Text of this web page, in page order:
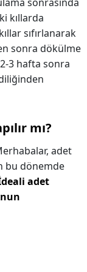
kıllarda
sıfırlanarak
sonra dökülme
3 hafta sonra
mı?
adet
bu dönemde
adet